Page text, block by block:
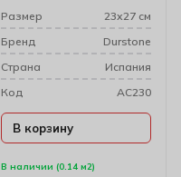
В наличии (0.14 м2)
Размер
23х27 см
Бренд
Durstone
Cтрана
Испания
Код
AC230
В корзину